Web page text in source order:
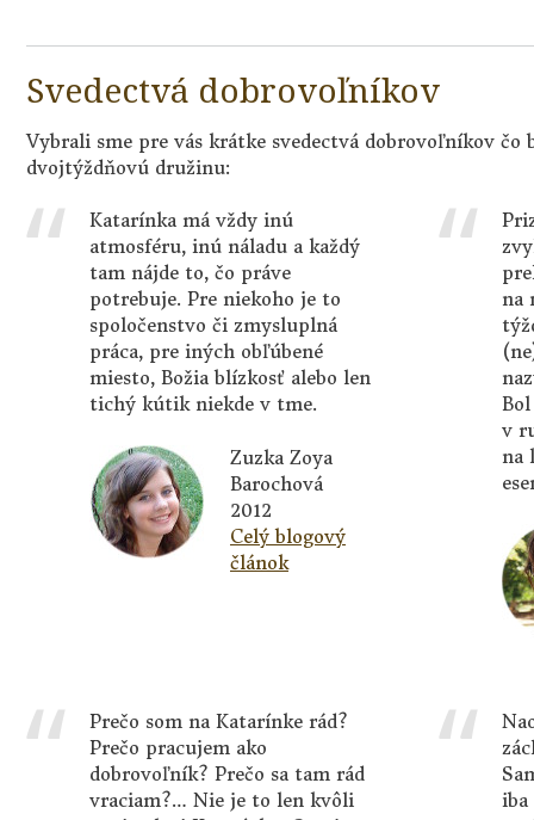
Svedectvá dobrovoľníkov
Vybrali sme pre vás krátke svedectvá dobrovoľníkov čo
dvojtýždňovú družinu:
Katarínka má vždy inú
atmosféru, inú náladu a každý
tam nájde to, čo práve
potrebuje. Pre niekoho je to
spoločenstvo či zmysluplná
práca, pre iných obľúbené
miesto, Božia blízkosť alebo len
tichý kútik niekde v tme.
Zuzka Zoya
Barochová
2012
Celý blogový
článok
na
v
na
Prečo som na Katarínke rád?
Prečo pracujem ako
dobrovoľník? Prečo sa tam rád
vraciam?… Nie je to len kvôli
iba